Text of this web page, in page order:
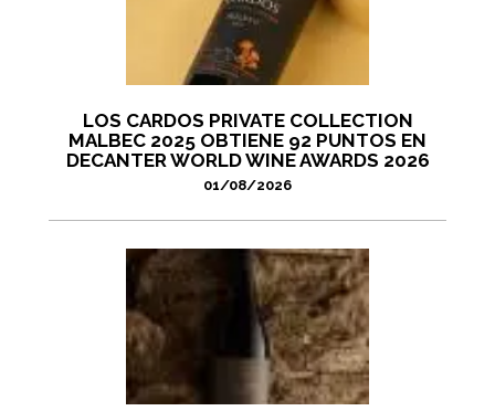
LOS CARDOS PRIVATE COLLECTION
MALBEC 2025 OBTIENE 92 PUNTOS EN
DECANTER WORLD WINE AWARDS 2026
01/08/2026